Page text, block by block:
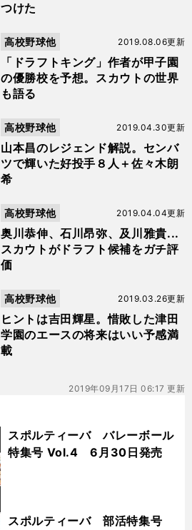
つけた
「ドラフトキング」作者が甲子園
の優勝校を予想。スカウトの世界
も語る
2019.08.06更新
高校野球他
山本昌のレジェンド解説。センバ
ツで輝いた好投手８人＋佐々木朗
希
2019.04.30更新
高校野球他
奥川恭伸、石川昂弥、及川雅貴...
スカウトがドラフト候補をガチ評
価
2019.04.04更新
高校野球他
ヒントは吉田輝星。惜敗した津田
学園のエースの将来はいい予感満
載
2019.03.26更新
高校野球他
2019年09月17日 06:17 更新
スポルティーバ バレーボール
特集号 Vol.4 6月30日発売
スポルティーバ 部活特集号